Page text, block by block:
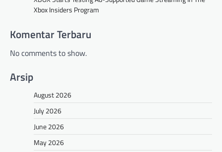
Xbox Insiders Program
Komentar Terbaru
No comments to show.
Arsip
August 2026
July 2026
June 2026
May 2026